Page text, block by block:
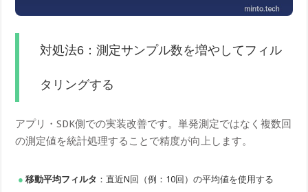
対処法6：測定サンプル数を増やしてフィル
タリングする
アプリ・SDK側での実装改善です。単発測定ではなく複数回
の測定値を統計処理することで精度が向上します。
移動平均フィルタ ：直近N回（例：10回）の平均値を使用する